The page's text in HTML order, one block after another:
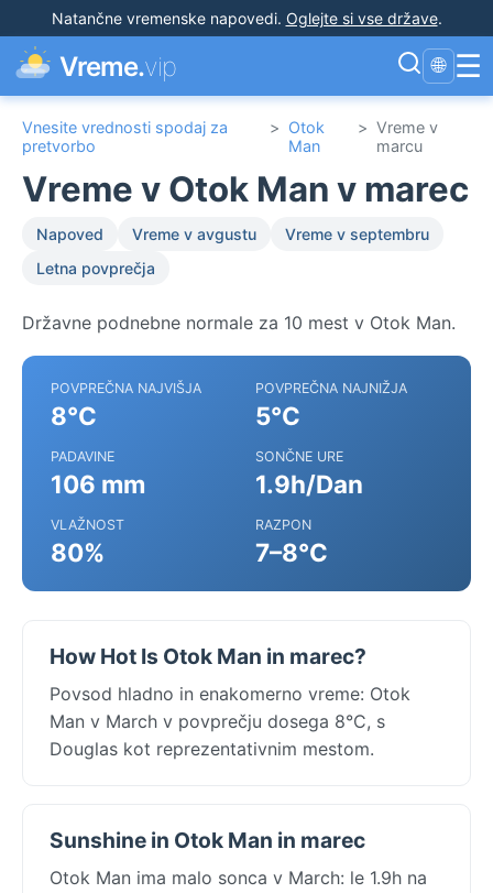
Natančne vremenske napovedi. Oglejte si vse države.
Vreme.vip 🌐 ☰
Vnesite vrednosti spodaj za
pretvorbo
> Otok
Man
> Vreme v
marcu
Vreme v Otok Man v marec
Napoved Vreme v avgustu
Vreme v septembru
Letna povprečja
Državne podnebne normale za 10 mest v Otok Man.
POVPREČNA NAJVIŠJA
8°C
POVPREČNA NAJNIŽJA
5°C
PADAVINE
106 mm
SONČNE URE
1.9h/Dan
VLAŽNOST
80%
RAZPON
7–8°C
How Hot Is Otok Man in marec?
Povsod hladno in enakomerno vreme: Otok
Man v March v povprečju dosega 8°C, s
Douglas kot reprezentativnim mestom.
Sunshine in Otok Man in marec
Otok Man ima malo sonca v March: le 1.9h na